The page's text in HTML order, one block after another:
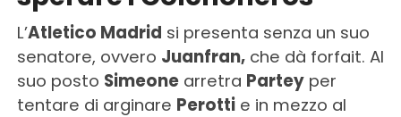
L’Atletico Madrid si presenta senza un suo
senatore, ovvero Juanfran,che dà forfait. Al
suo posto Simeonearretra Parteyper
tentare di arginare Perottie in mezzo al